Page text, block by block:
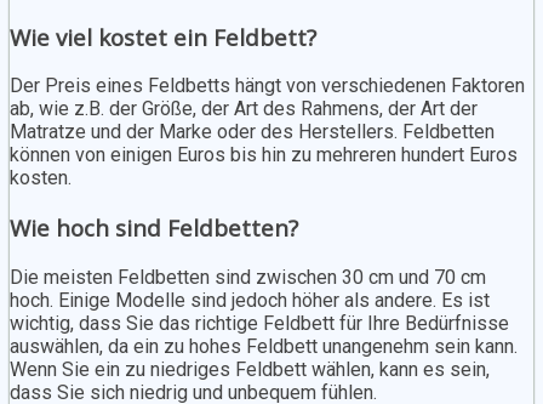
Wie viel kostet ein Feldbett?
Der Preis eines Feldbetts hängt von verschiedenen Faktoren
ab, wie z.B. der Größe, der Art des Rahmens, der Art der
Matratze und der Marke oder des Herstellers. Feldbetten
können von einigen Euros bis hin zu mehreren hundert Euros
kosten.
Wie hoch sind Feldbetten?
Die meisten Feldbetten sind zwischen 30 cm und 70 cm
hoch. Einige Modelle sind jedoch höher als andere. Es ist
wichtig, dass Sie das richtige Feldbett für Ihre Bedürfnisse
auswählen, da ein zu hohes Feldbett unangenehm sein kann.
Wenn Sie ein zu niedriges Feldbett wählen, kann es sein,
dass Sie sich niedrig und unbequem fühlen.